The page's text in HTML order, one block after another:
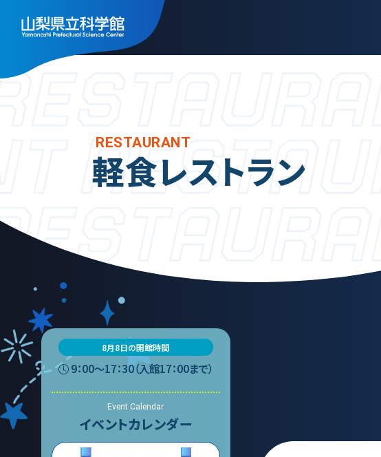
利用案内
ご利用案内
アクセス
山梨県立科学館につい
て
団体予約受付
2026年度の利用はこち
ら
天体観測室
ミュージアムショ
RESTAURANT
軽食レストラン
8月8日の開館時間
9：00〜17：30（入館17：00まで）
Event Calendar
イベントカレンダー